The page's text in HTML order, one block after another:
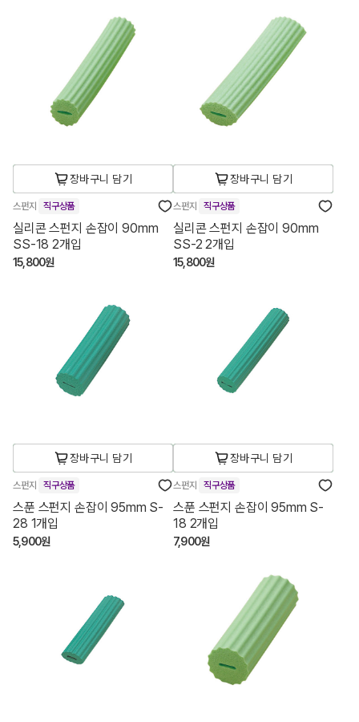
장바구니 담기
스펀지 직구상품
실리콘 스펀지 손잡이 90mm
SS-18 2개입
15,800원
장바구니 담기
스펀지 직구상품
실리콘 스펀지 손잡이 90mm
SS-2 2개입
15,800원
장바구니 담기
스펀지 직구상품
스푼 스펀지 손잡이 95mm S-
28 1개입
5,900원
장바구니 담기
스펀지 직구상품
스푼 스펀지 손잡이 95mm S-
18 2개입
7,900원